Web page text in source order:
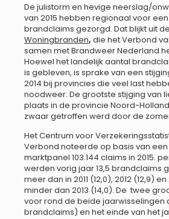
De julistorm en hevige neerslag/
van 2015 hebben regionaal voor
brandclaims gezorgd. Dat blijkt uit de
Woningbranden, die het Verbond
samen met Brandweer Nederland
Hoewel het landelijk aantal
is gebleven, is sprake van een
2014 bij provincies die veel last
noodweer. De grootste stijging van
plaats in de provincie Noord-
zwaar getroffen werd door de
Het Centrum voor
Verbond noteerde op basis van
marktpanel 103.144 claims in 2015.
werden vorig jaar 13,5 brandclaims
meer dan in 2011 (12,0), 2012 (12,9)
minder dan 2013 (14,0). De twee
voor rond de beide jaarwisselingen
brandclaims) en het einde van het